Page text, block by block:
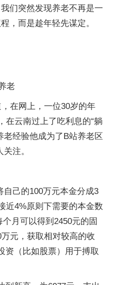
们突然发现养老不再是一
，而是趁年轻先谋定。
老
在网上，一位30岁的年
在云南过上了吃利息的“躺
老经验他成为了B站养老区
注。
自己的100万元本金分成3
近4%原则下需要的本金数
月可以得到2450元的固
元，获取相对较高的收
资（比如股票）用于搏取